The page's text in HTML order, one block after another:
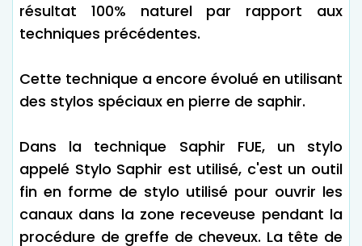
résultat 100% naturel par rapport aux
techniques précédentes.
Cette technique a encore évolué en utilisant
des stylos spéciaux en pierre de saphir.
Dans la technique Saphir FUE, un stylo
appelé Stylo Saphir est utilisé, c'est un outil
fin en forme de stylo utilisé pour ouvrir les
canaux dans la zone receveuse pendant la
procédure de greffe de cheveux. La tête de